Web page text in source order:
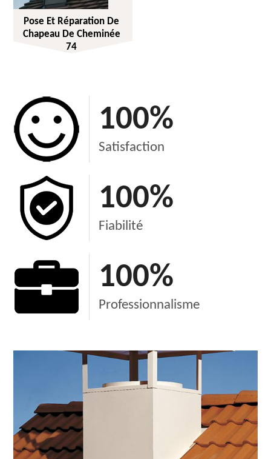
Pose Et Réparation De
Chapeau De Cheminée
74
100%
Satisfaction
100%
Fiabilité
100%
Professionnalisme